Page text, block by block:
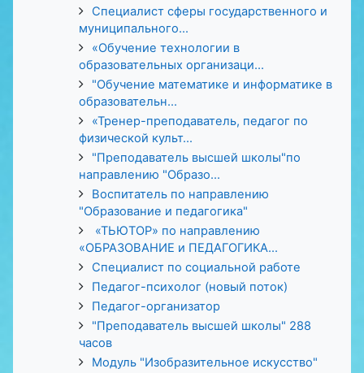
Специалист сферы государственного и
муниципального...
«Обучение технологии в
образовательных организаци...
"Обучение математике и информатике в
образовательн...
«Тренер-преподаватель, педагог по
физической культ...
"Преподаватель высшей школы"по
направлению "Образо...
Воспитатель по направлению
"Образование и педагогика"
«ТЬЮТОР» по направлению
«ОБРАЗОВАНИЕ и ПЕДАГОГИКА...
Специалист по социальной работе
Педагог-психолог (новый поток)
Педагог-организатор
"Преподаватель высшей школы" 288
часов
Модуль "Изобразительное искусство"